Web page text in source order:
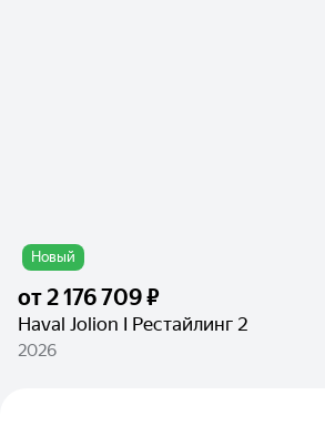
Новый
от2 176 709 ₽
Haval Jolion I Рестайлинг 2
2026